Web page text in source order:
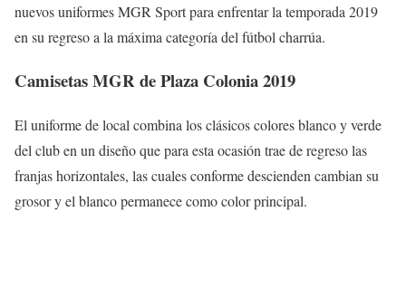
nuevos uniformes MGR Sport para enfrentar la temporada 2019
en su regreso a la máxima categoría del fútbol charrúa.
Camisetas MGR de Plaza Colonia 2019
El uniforme de local combina los clásicos colores blanco y verde
del club en un diseño que para esta ocasión trae de regreso las
franjas horizontales, las cuales conforme descienden cambian su
grosor y el blanco permanece como color principal.